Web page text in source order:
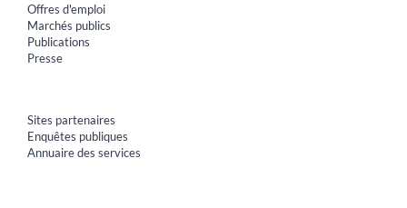
Offres d'emploi
Marchés publics
Publications
Presse
Sites partenaires
Enquêtes publiques
Annuaire des services